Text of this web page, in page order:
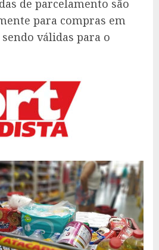
de parcelamento são
para compras em
válidas para o